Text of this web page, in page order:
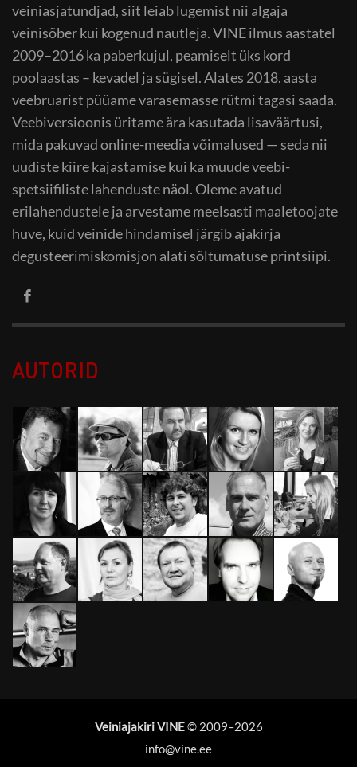
veiniasjatundjad, siit leiab lugemist nii algaja
veinisõber kui kogenud nautleja. VINE ilmus aastatel
2009–2016 ka paberkujul, peamiselt üks kord
poolaastas – kevadel ja sügisel. Alates 2018. aasta
veebruarist püüame varasemasse rütmi tagasi saada.
Veebiversioonis üritame ära kasutada lisaväärtusi,
mida pakuvad online-meedia võimalused — seda nii
uudiste kiire kajastamise kui ka muude veebi-
spetsiifiliste lahenduste näol. Oleme avatud
erilahendustele ja arvestame meelsasti maaletoojate
huve, kuid veinide hindamisel järgib ajakirja
degusteerimiskomisjon alati sõltumatuse printsiipi.
AUTORID
Veiniajakiri VINE© 2009–2026
info@vine.ee